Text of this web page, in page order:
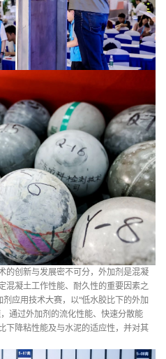
的创新与发展密不可分，外加剂是混凝
混凝土工作性能、耐久性的重要因素之
应用技术大赛，以“低水胶比下的外加
通过外加剂的流化性能、快速分散能
下降粘性能及与水泥的适应性，并对其